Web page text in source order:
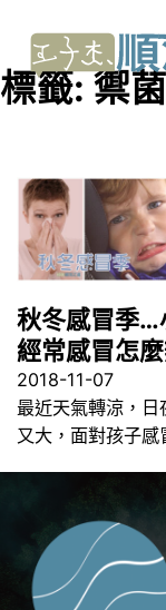
標籤: 禦
秋冬感冒季…
經常感冒怎
2018-11-07
最近天氣轉涼，日
又大，面對孩子